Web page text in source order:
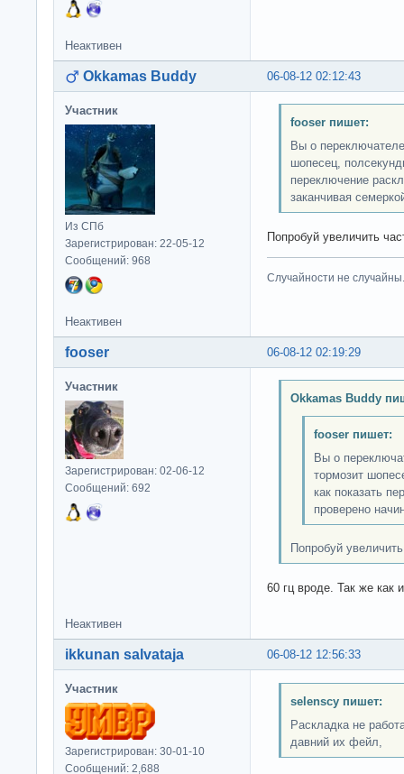
Неактивен
06-08-12 02:12:43
Okkamas Buddy
Участник
Из СПб
Зарегистрирован: 22-05-12
Сообщений: 968
fooser пишет:
Вы о
шопесец,
переключение
заканчивая
Попробуй увеличить
Случайности не случайны.
Неактивен
06-08-12 02:19:29
fooser
Участник
Зарегистрирован: 02-06-12
Сообщений: 692
Okkamas Buddy
fooser пишет:
Вы о
тормозит
как показать
проверено
Попробуй
60 гц вроде. Так же как
Неактивен
06-08-12 12:56:33
ikkunan salvataja
Участник
Зарегистрирован: 30-01-10
Сообщений: 2,688
selenscy пишет:
Раскладка не
давний их фейл,